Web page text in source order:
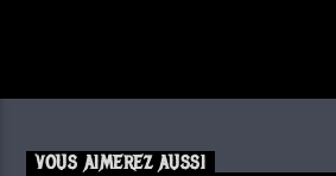
VOUS AIMEREZ AUSSI